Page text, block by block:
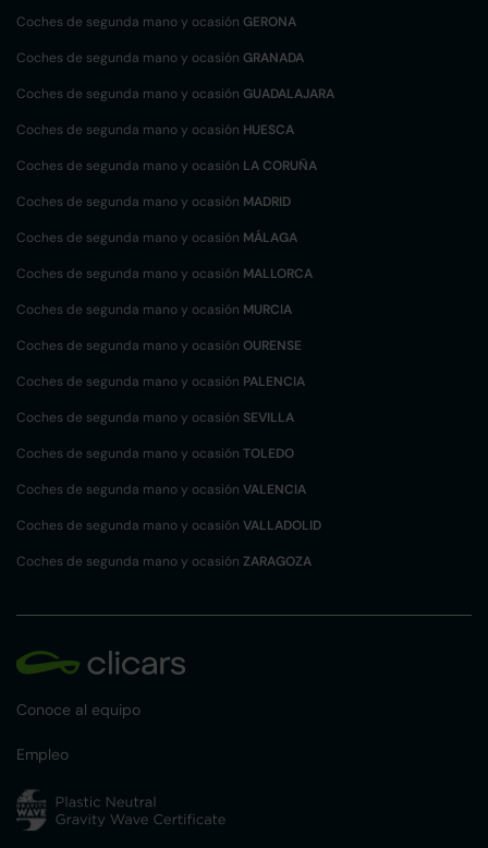
Coches de segunda mano y ocasión GERONA
Coches de segunda mano y ocasión GRANADA
Coches de segunda mano y ocasión GUADALAJARA
Coches de segunda mano y ocasión HUESCA
Coches de segunda mano y ocasión LA CORUÑA
Coches de segunda mano y ocasión MADRID
Coches de segunda mano y ocasión MÁLAGA
Coches de segunda mano y ocasión MALLORCA
Coches de segunda mano y ocasión MURCIA
Coches de segunda mano y ocasión OURENSE
Coches de segunda mano y ocasión PALENCIA
Coches de segunda mano y ocasión SEVILLA
Coches de segunda mano y ocasión TOLEDO
Coches de segunda mano y ocasión VALENCIA
Coches de segunda mano y ocasión VALLADOLID
Coches de segunda mano y ocasión ZARAGOZA
Conoce al equipo
Empleo